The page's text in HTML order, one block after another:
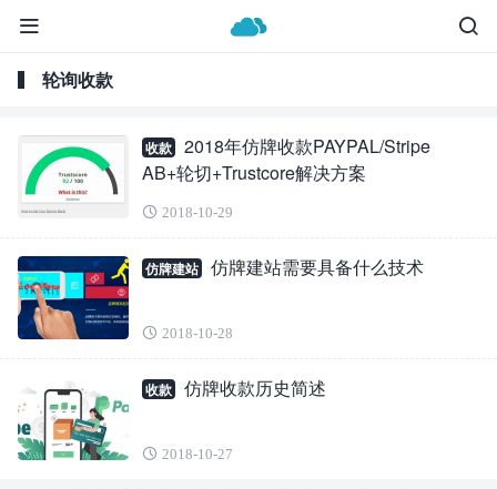
轮询收款
收款
2018年仿牌收款PAYPAL/Stripe
AB+轮切+Trustcore解决方案
2018-10-29
仿牌建站 仿牌建站需要具备什么技术
2018-10-28
收款 仿牌收款历史简述
2018-10-27